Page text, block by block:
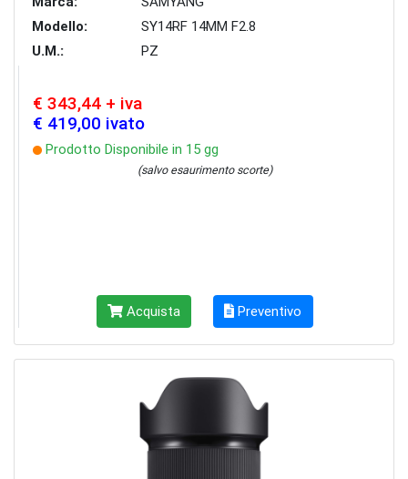
Modello:
SY14RF 14MM F2.8
U.M.:
PZ
€ 343,44 + iva
€ 419,00 ivato
Prodotto Disponibile in 15 gg
(salvo esaurimento scorte)
Acquista Preventivo